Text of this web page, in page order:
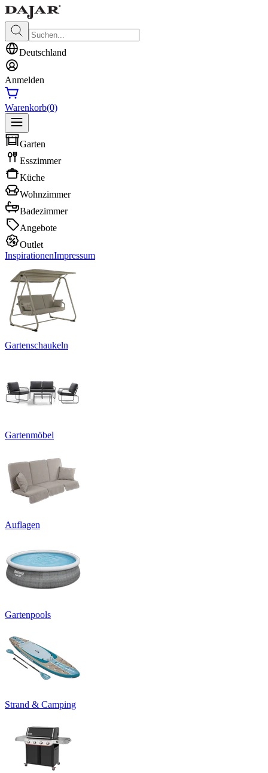
Deutschland
Anmelden
Warenkorb(0)
Garten
Esszimmer
Küche
Wohnzimmer
Badezimmer
Angebote
Outlet
InspirationenImpressum
Gartenschaukeln
Gartenmöbel
Auflagen
Gartenpools
Strand & Camping